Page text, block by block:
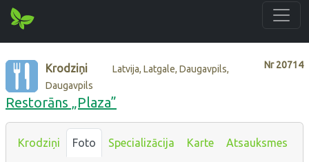
Nr20714
Krodziņi
Latvija, Latgale, Daugavpils,
Daugavpils
Restorāns „Plaza”
Krodziņi Foto Specializācija Karte Atsauksmes